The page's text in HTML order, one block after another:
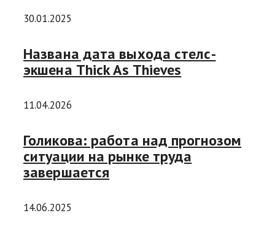
30.01.2025
Названа дата выхода стелс-
экшена Thick As Thieves
11.04.2026
Голикова: работа над прогнозом
ситуации на рынке труда
завершается
14.06.2025